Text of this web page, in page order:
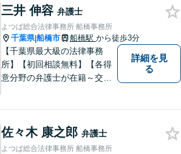
三井 伸容 弁護士
よつば総合法律事務所 船橋事務所
千葉県|船橋市 船橋駅 から徒歩3分
【千葉県最大級の法律事務
所】【初回相談無料】【各得
意分野の弁護士が在籍～交通
詳細を見
る
佐々木 康之郎 弁護士
よつば総合法律事務所 船橋事務所